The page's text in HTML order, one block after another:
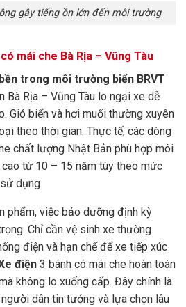
gây tiếng ồn lớn đến môi trường
mái che Bà Rịa – Vũng Tàu
trong môi trường biển BRVT
Bà Rịa – Vũng Tàu lo ngại xe dễ
Gió biển và hơi muối thường xuyên
theo thời gian. Thực tế, các dòng
chất lượng Nhật Bản phù hợp môi
từ 10 – 15 năm tùy theo mức
dụng
phẩm, việc bảo dưỡng định kỳ
Chỉ cần vệ sinh xe thường
điện và hạn chế để xe tiếp xúc
điện 3 bánh có mái che hoàn toàn
không lo xuống cấp. Đây chính là
dân tin tưởng và lựa chọn lâu